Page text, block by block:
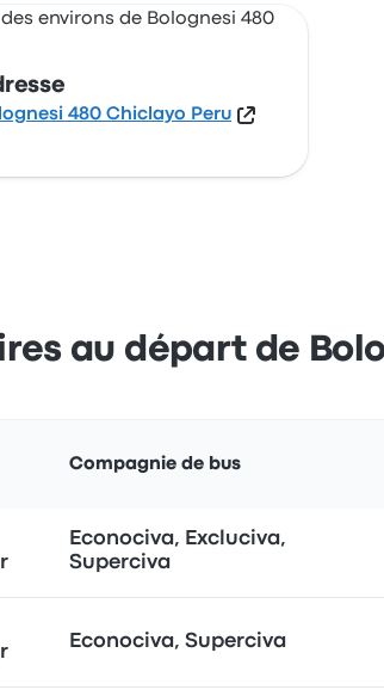
480 Chiclayo Peru
au départ de
Compagnie de bus
Econociva, Excluciva,
Superciva
Econociva, Superciva